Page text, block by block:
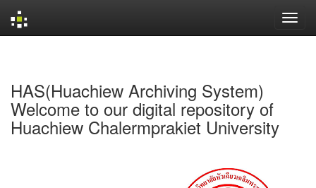
HAS(Huachiew Archiving System)
Welcome to our digital repository of
Huachiew Chalermprakiet University